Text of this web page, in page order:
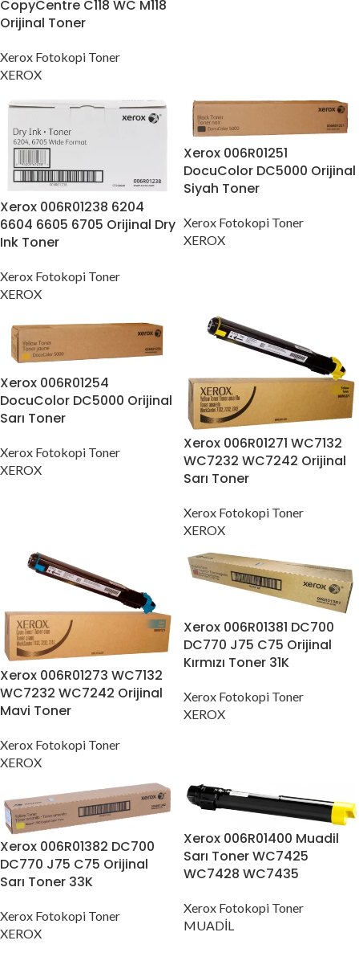
CopyCentre C118 WC M118
Orijinal Toner
Xerox Fotokopi Toner
XEROX
Xerox 006R01238 6204
6604 6605 6705 Orijinal Dry
Ink Toner
Xerox Fotokopi Toner
XEROX
Xerox 006R01251
DocuColor DC5000 Orijinal
Siyah Toner
Xerox Fotokopi Toner
XEROX
Xerox 006R01254
DocuColor DC5000 Orijinal
Sarı Toner
Xerox Fotokopi Toner
XEROX
Xerox 006R01271 WC7132
WC7232 WC7242 Orijinal
Sarı Toner
Xerox Fotokopi Toner
XEROX
Xerox 006R01273 WC7132
WC7232 WC7242 Orijinal
Mavi Toner
Xerox Fotokopi Toner
XEROX
Xerox 006R01381 DC700
DC770 J75 C75 Orijinal
Kırmızı Toner 31K
Xerox Fotokopi Toner
XEROX
Xerox 006R01382 DC700
DC770 J75 C75 Orijinal
Sarı Toner 33K
Xerox Fotokopi Toner
XEROX
Xerox 006R01400 Muadil
Sarı Toner WC7425
WC7428 WC7435
Xerox Fotokopi Toner
MUADİL